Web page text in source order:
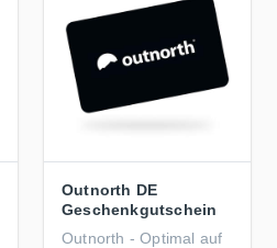
Outnorth DE
Geschenkgutschein
Outnorth - Optimal auf